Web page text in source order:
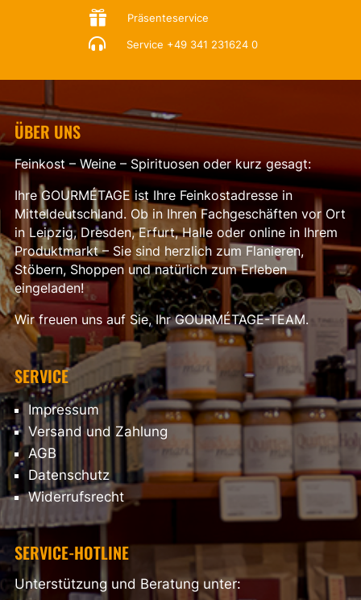
 Präsenteservice
 Service +49 341 231624 0
ÜBER UNS
Feinkost – Weine – Spirituosen oder kurz gesagt:
Ihre GOURMÉTAGE ist Ihre Feinkostadresse in
Mitteldeutschland. Ob in Ihren Fachgeschäften vor Ort
in Leipzig, Dresden, Erfurt, Halle oder online in Ihrem
Produktmarkt – Sie sind herzlich zum Flanieren,
Stöbern, Shoppen und natürlich zum Erleben
eingeladen!
Wir freuen uns auf Sie, Ihr GOURMÉTAGE-TEAM.
SERVICE
Impressum
Versand und Zahlung
AGB
Datenschutz
Widerrufsrecht
SERVICE-HOTLINE
Unterstützung und Beratung unter: